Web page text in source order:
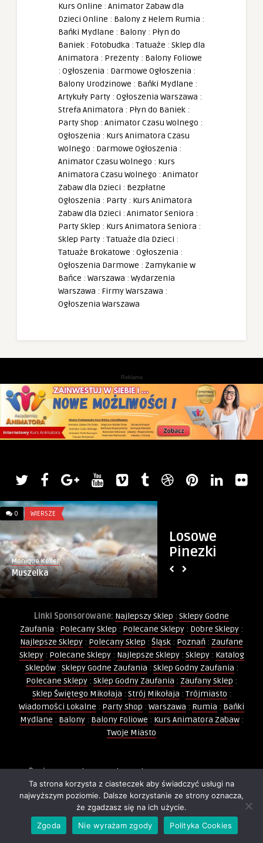
Kurs Online : Animator Zabaw dla
Dzieci Online : Balony z Helem Rumia :
Bańki Mydlane : Balony : Płyn do
Baniek : Fotobudka : Tatuaże : Sklep dla
Animatora : Prezenty : Balony Foliowe
: Ogłoszenia : Darmowe Ogłoszenia :
Balony Urodzinowe : Bańki Mydlane :
Artykuły Party : Ogłoszenia Warszawa :
Strefa Animatora : Płyn do Baniek :
Party Shop : Animator Czasu Wolnego :
Ogłoszenia : Kurs Animatora Czasu
Wolnego : Darmowe Ogłoszenia :
Animator Czasu Wolnego : Kurs
Animatora Czasu Wolnego : Animator
Zabaw dla Dzieci : Bezpłatne
Ogłoszenia : Party : Kurs Animatora
Zabaw dla Dzieci : Animator Seniora :
Party Sklep : Kurs Animatora Seniora :
Sklep Party : Tatuaże dla Dzieci :
Tatuaże Brokatowe : Ogłoszenia :
Ogłoszenia Darmowe : Zamykanie w
Bańce : Warszawa : Wydarzenia
Warszawa : Firmy Warszawa :
Ogłoszenia Warszawa
Reklama
Losowe
Pinezki
0 WIERSZE
Monique Keller
Muszelka
Linki Sponsorowane: Najlepszy Sklep : Sklepy Godne
Zaufania : Polecany Sklep : Polecane Sklepy : Dobre Sklepy :
Najlepsze Sklepy : Polecany Sklep : Śląsk : Poznań : Zaufane
Sklepy: Polecane Sklepy: Najlepsze Sklepy: Sklepy: Katalog
Sklepów: Sklepy Godne Zaufania : Sklep Godny Zaufania :
Polecane Sklepy : Sklep Godny Zaufania : Zaufany Sklep :
Sklep Świętego Mikołaja : Strój Mikołaja : Trójmiasto :
Wiadomości Lokalne : Party Shop : Warszawa : Rumia : Bańki
Mydlane : Balony: Balony Foliowe : Kurs Animatora Zabaw:
Twoje Miasto
Partnerzy:Balony:Wydarzenia Warszawa:Warszawa:
Bubble Show:Ogłoszenia Rumia:Informacje Warszawa
Ogłoszenia Warszawa:Katalog Firm Warszawa:Party Shop:
Firmy Warszawa :Kurs Animatora Zabaw:Firmy Rumia
Baza Firm Warszawa:Balony Foliowe :Rumia :Płyn do
Baniek:Balony:Kurs Animatora:Animator dla Dzieci:
Ta strona korzysta z ciasteczek aby świadczyć usługi na
najwyższym poziomie. Dalsze korzystanie ze strony oznacza,
że zgadzasz się na ich użycie.
Zgoda
Nie wyrażam zgody Polityka Cookies